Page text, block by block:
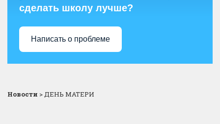
сделать школу лучше?
Написать о проблеме
Новости > ДЕНЬ МАТЕРИ